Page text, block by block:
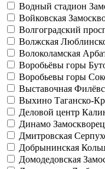
Водный стадион
Войковская
Волгоградский
Волжская
Волоколамская
Воробьёвы горы
Воробьевы горы
Выставочная
Выхино Таганско-
Деловой центр
Динамо
Дмитровская
Добрынинская
Домодедовская